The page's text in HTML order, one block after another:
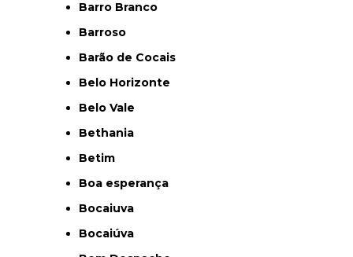
Barro Branco
Barroso
Barão de Cocais
Belo Horizonte
Belo Vale
Bethania
Betim
Boa esperança
Bocaiuva
Bocaiúva